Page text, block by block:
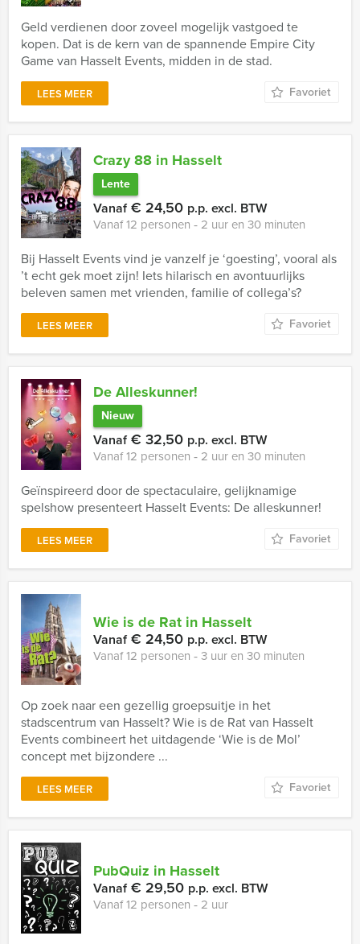
Geld verdienen door zoveel mogelijk vastgoed te
kopen. Dat is de kern van de spannende Empire City
Game van Hasselt Events, midden in de stad.
LEES MEER Favoriet
Crazy 88 in Hasselt
Lente
Vanaf€ 24,50 p.p. excl. BTW
Vanaf 12 personen ‐ 2 uur en 30 minuten
Bij Hasselt Events vind je vanzelf je ‘goesting’, vooral als
’t echt gek moet zijn! Iets hilarisch en avontuurlijks
beleven samen met vrienden, familie of collega’s?
LEES MEER Favoriet
De Alleskunner!
Nieuw
Vanaf€ 32,50 p.p. excl. BTW
Vanaf 12 personen ‐ 2 uur en 30 minuten
Geïnspireerd door de spectaculaire, gelijknamige
spelshow presenteert Hasselt Events: De alleskunner!
LEES MEER Favoriet
Wie is de Rat in Hasselt
Vanaf€ 24,50 p.p. excl. BTW
Vanaf 12 personen ‐ 3 uur en 30 minuten
Op zoek naar een gezellig groepsuitje in het
stadscentrum van Hasselt? Wie is de Rat van Hasselt
Events combineert het uitdagende ‘Wie is de Mol’
concept met bijzondere ...
LEES MEER Favoriet
PubQuiz in Hasselt
Vanaf€ 29,50 p.p. excl. BTW
Vanaf 12 personen ‐ 2 uur